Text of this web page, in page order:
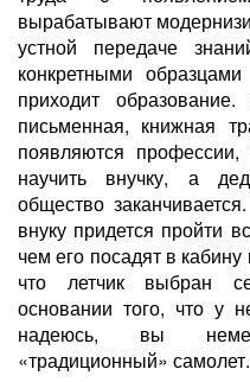
вырабатывают
устной передаче
конкретными
приходит
письменная, книжная
появляются
научить внучку, а
общество
внуку придется пройти
чем его посадят в
что летчик выбран
основании того, что у
надеюсь, вы
«традиционный» самолет.